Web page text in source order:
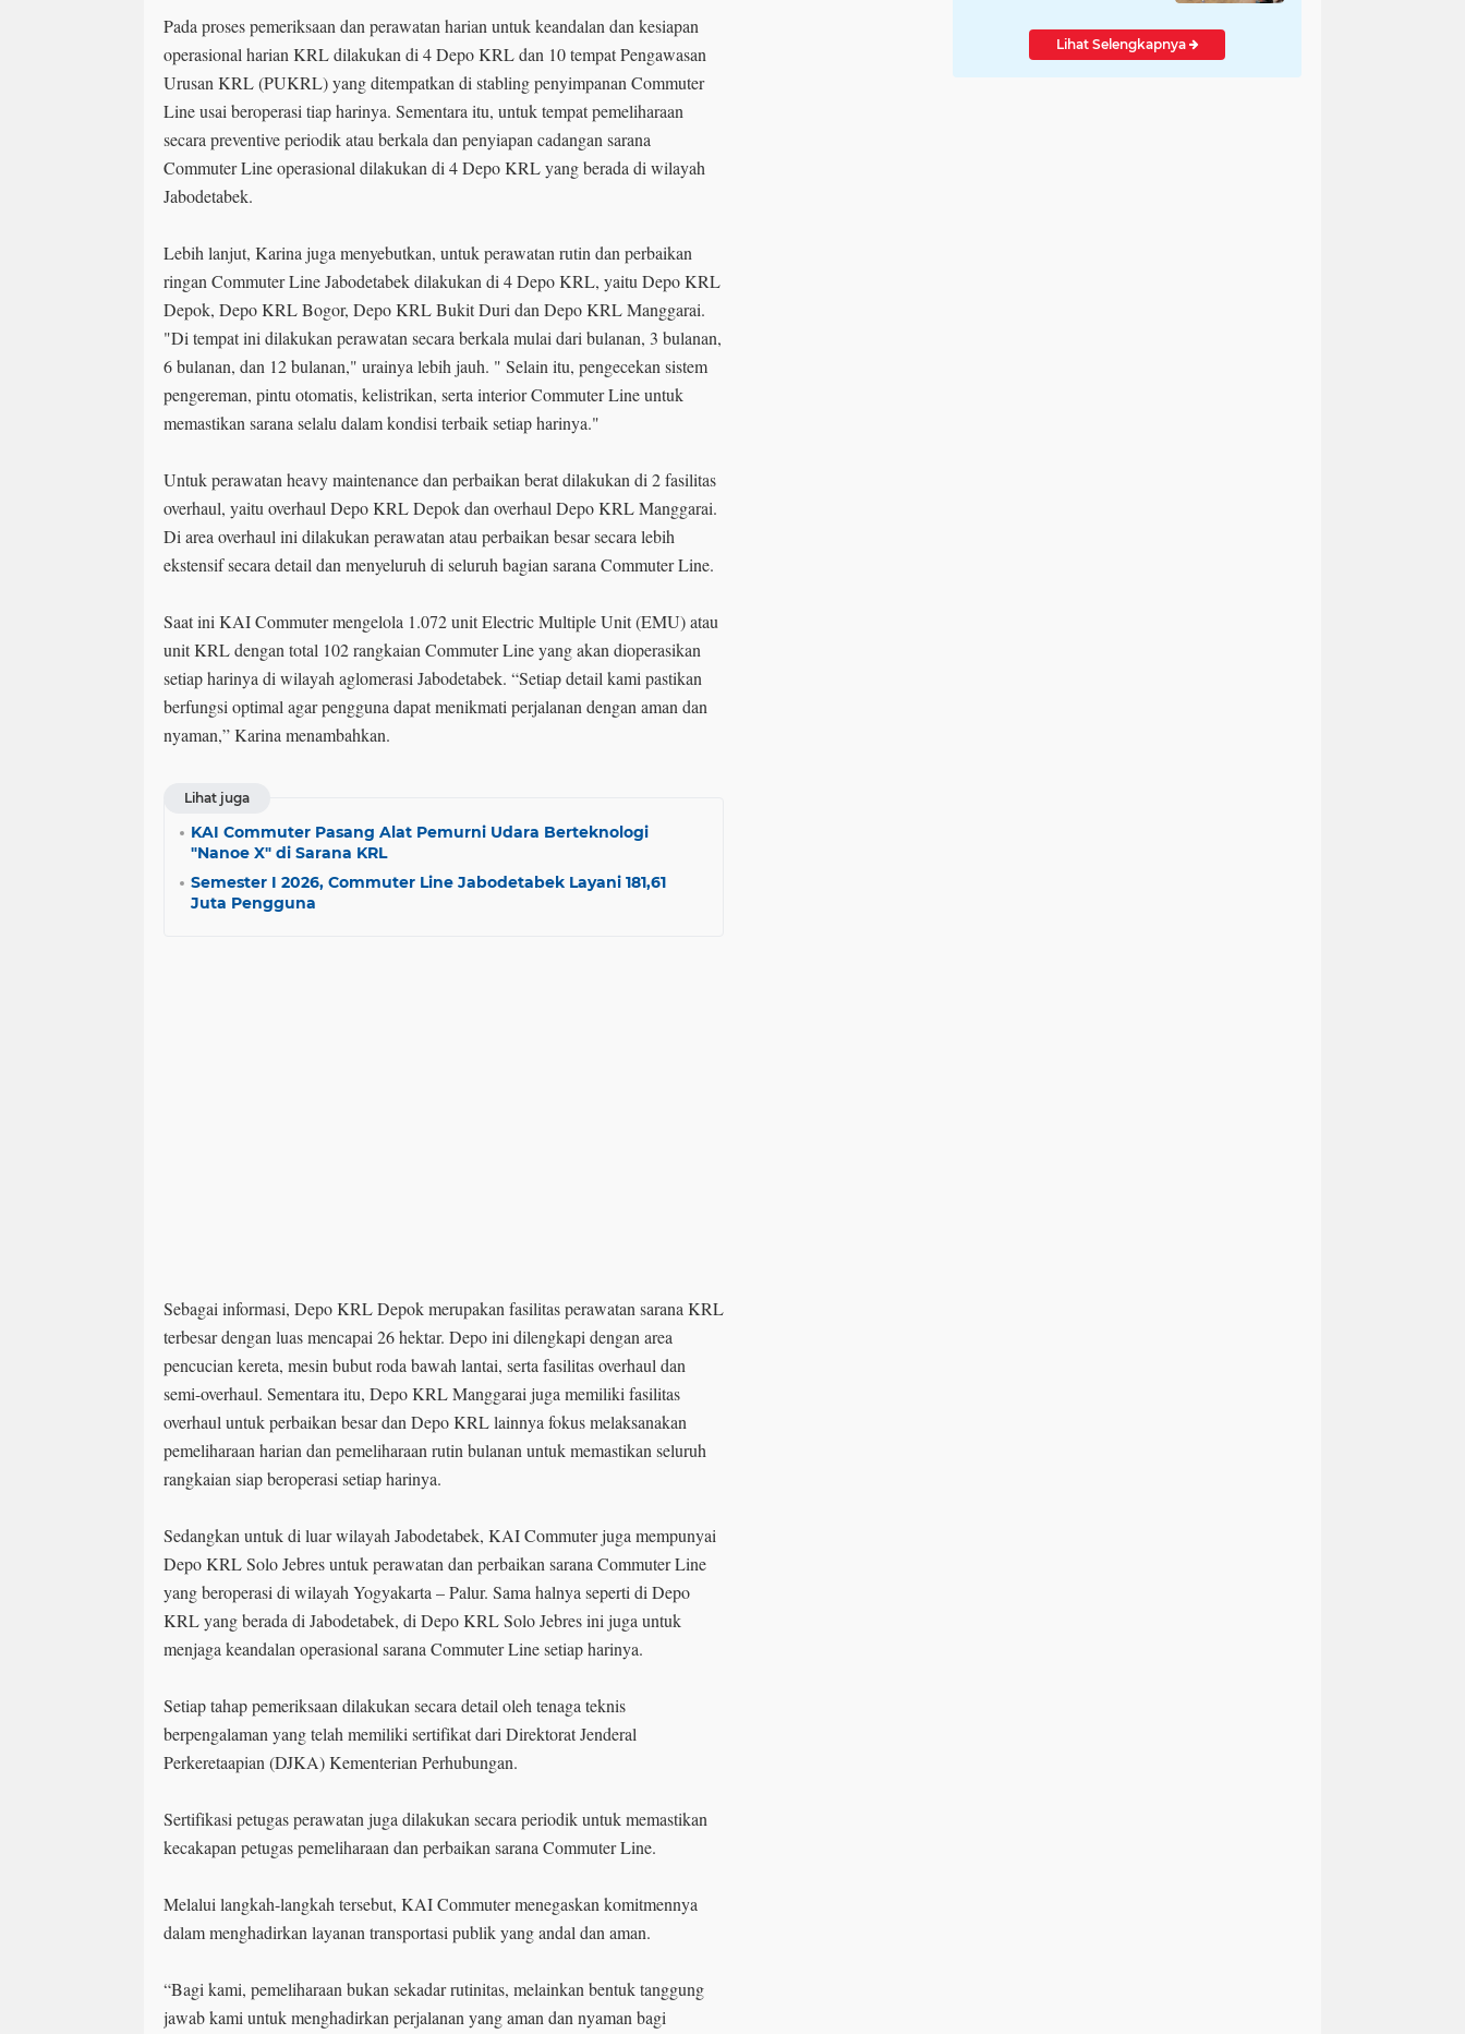
Pada proses pemeriksaan dan perawatan harian untuk keandalan dan kesiapan
operasional harian KRL dilakukan di 4 Depo KRL dan 10 tempat Pengawasan
Urusan KRL (PUKRL) yang ditempatkan di stabling penyimpanan Commuter
Line usai beroperasi tiap harinya. Sementara itu, untuk tempat pemeliharaan
secara preventive periodik atau berkala dan penyiapan cadangan sarana
Commuter Line operasional dilakukan di 4 Depo KRL yang berada di wilayah
Jabodetabek.
Lebih lanjut, Karina juga menyebutkan, untuk perawatan rutin dan perbaikan
ringan Commuter Line Jabodetabek dilakukan di 4 Depo KRL, yaitu Depo KRL
Depok, Depo KRL Bogor, Depo KRL Bukit Duri dan Depo KRL Manggarai.
"Di tempat ini dilakukan perawatan secara berkala mulai dari bulanan, 3 bulanan,
6 bulanan, dan 12 bulanan," urainya lebih jauh. " Selain itu, pengecekan sistem
pengereman, pintu otomatis, kelistrikan, serta interior Commuter Line untuk
memastikan sarana selalu dalam kondisi terbaik setiap harinya."
Untuk perawatan heavy maintenance dan perbaikan berat dilakukan di 2 fasilitas
overhaul, yaitu overhaul Depo KRL Depok dan overhaul Depo KRL Manggarai.
Di area overhaul ini dilakukan perawatan atau perbaikan besar secara lebih
ekstensif secara detail dan menyeluruh di seluruh bagian sarana Commuter Line.
Saat ini KAI Commuter mengelola 1.072 unit Electric Multiple Unit (EMU) atau
unit KRL dengan total 102 rangkaian Commuter Line yang akan dioperasikan
setiap harinya di wilayah aglomerasi Jabodetabek. “Setiap detail kami pastikan
berfungsi optimal agar pengguna dapat menikmati perjalanan dengan aman dan
nyaman,” Karina menambahkan.
Lihat juga
KAI Commuter Pasang Alat Pemurni Udara Berteknologi
"Nanoe X" di Sarana KRL
Semester I 2026, Commuter Line Jabodetabek Layani 181,61
Juta Pengguna
Sebagai informasi, Depo KRL Depok merupakan fasilitas perawatan sarana KRL
terbesar dengan luas mencapai 26 hektar. Depo ini dilengkapi dengan area
pencucian kereta, mesin bubut roda bawah lantai, serta fasilitas overhaul dan
semi-overhaul. Sementara itu, Depo KRL Manggarai juga memiliki fasilitas
overhaul untuk perbaikan besar dan Depo KRL lainnya fokus melaksanakan
pemeliharaan harian dan pemeliharaan rutin bulanan untuk memastikan seluruh
rangkaian siap beroperasi setiap harinya.
Sedangkan untuk di luar wilayah Jabodetabek, KAI Commuter juga mempunyai
Depo KRL Solo Jebres untuk perawatan dan perbaikan sarana Commuter Line
yang beroperasi di wilayah Yogyakarta – Palur. Sama halnya seperti di Depo
KRL yang berada di Jabodetabek, di Depo KRL Solo Jebres ini juga untuk
menjaga keandalan operasional sarana Commuter Line setiap harinya.
Setiap tahap pemeriksaan dilakukan secara detail oleh tenaga teknis
berpengalaman yang telah memiliki sertifikat dari Direktorat Jenderal
Perkeretaapian (DJKA) Kementerian Perhubungan.
Sertifikasi petugas perawatan juga dilakukan secara periodik untuk memastikan
kecakapan petugas pemeliharaan dan perbaikan sarana Commuter Line.
Melalui langkah-langkah tersebut, KAI Commuter menegaskan komitmennya
dalam menghadirkan layanan transportasi publik yang andal dan aman.
“Bagi kami, pemeliharaan bukan sekadar rutinitas, melainkan bentuk tanggung
jawab kami untuk menghadirkan perjalanan yang aman dan nyaman bagi
Wisatawan
Lihat Selengkapnya